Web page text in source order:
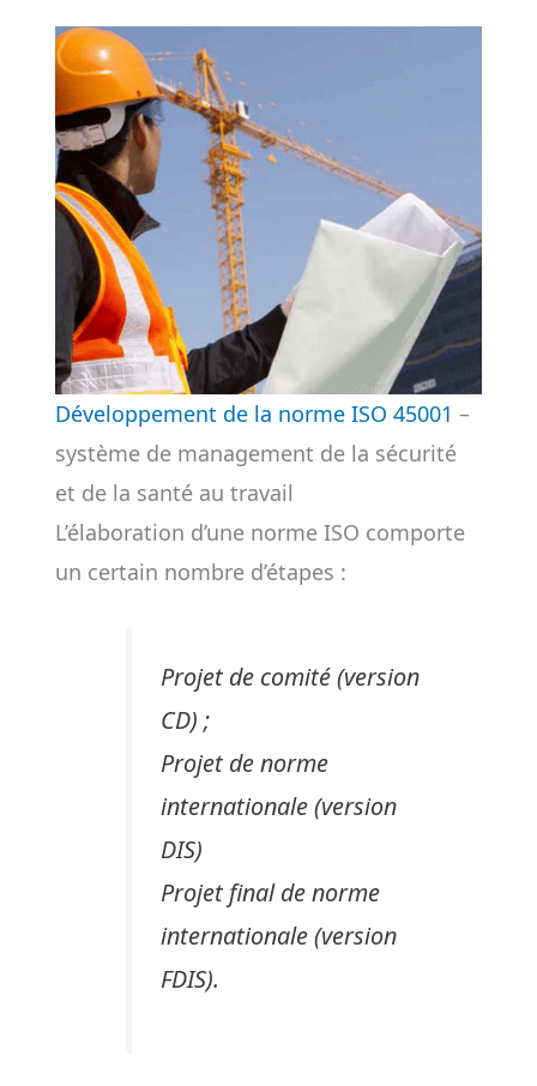
Développement de la norme ISO 45001 –
système de management de la sécurité
et de la santé au travail
L’élaboration d’une norme ISO comporte
un certain nombre d’étapes :
Projet de comité (version
CD) ;
Projet de norme
internationale (version
DIS)
Projet final de norme
internationale (version
FDIS).